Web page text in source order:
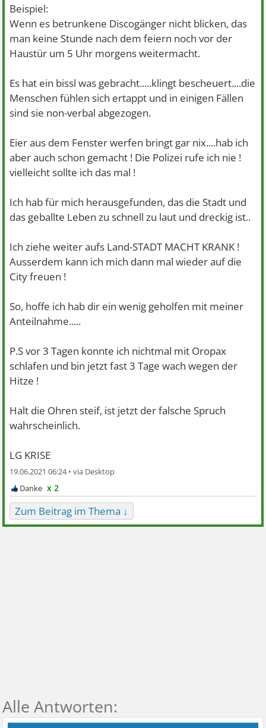
Beispiel:
Wenn es betrunkene Discogänger nicht blicken, das
man keine Stunde nach dem feiern noch vor der
Haustür um 5 Uhr morgens weitermacht.
Es hat ein bissl was gebracht.....klingt bescheuert....die
Menschen fühlen sich ertappt und in einigen Fällen
sind sie non-verbal abgezogen.
Eier aus dem Fenster werfen bringt gar nix....hab ich
aber auch schon gemacht ! Die Polizei rufe ich nie !
vielleicht sollte ich das mal !
Ich hab für mich herausgefunden, das die Stadt und
das geballte Leben zu schnell zu laut und dreckig ist..
Ich ziehe weiter aufs Land-STADT MACHT KRANK !
Ausserdem kann ich mich dann mal wieder auf die
City freuen !
So, hoffe ich hab dir ein wenig geholfen mit meiner
Anteilnahme.....
P.S vor 3 Tagen konnte ich nichtmal mit Oropax
schlafen und bin jetzt fast 3 Tage wach wegen der
Hitze !
Halt die Ohren steif, ist jetzt der falsche Spruch
wahrscheinlich.
LG KRISE
19.06.2021 06:24 •
x 2
Zum Beitrag im Thema ↓